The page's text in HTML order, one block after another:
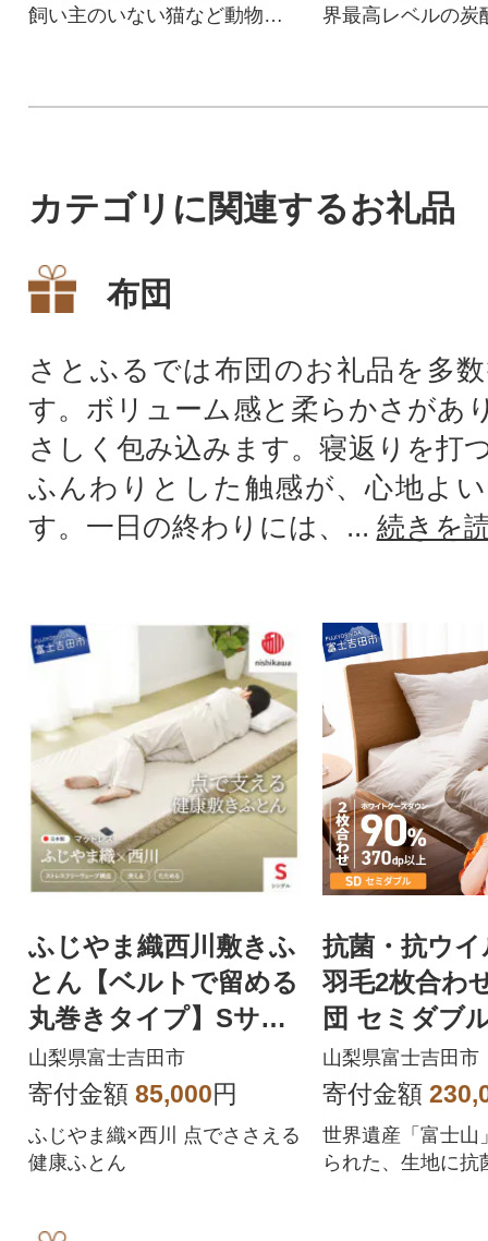
飼い主のいない猫など動物保
界最高レベルの炭
カテゴリに関連するお礼品
布団
さとふるでは布団のお礼品を多
す。ボリューム感と柔らかさがあ
さしく包み込みます。寝返りを打
ふんわりとした触感が、心地よ
す。一日の終わりには、... 続きを
ふじやま織西川敷きふ
とん【ベルトで留める
丸巻きタイプ】Sサイ
ズ
山梨県富士吉田市
寄付金額 85,000円
ふじやま織×西川 点でささえる
健康ふとん
抗菌・抗ウ
羽毛2枚合わ
団 セミダブ
羽毛布団 国
毛ふとん】
山梨県富士吉田市
寄付金額
世界遺産「富士山
られた、生地に抗